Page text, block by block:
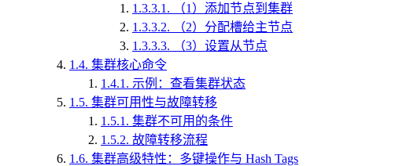
1.3.3.1.
（1）添加节点到集群
1.3.3.2.
（2）分配槽给主节点
1.3.3.3.
（3）设置从节点
1.4. 集群核心命令
1.4.1. 示例：查看集群状态
1.5. 集群可用性与故障转移
1.5.1. 集群不可用的条件
1.5.2. 故障转移流程
1.6. 集群高级特性：多键操作与 Hash Tags